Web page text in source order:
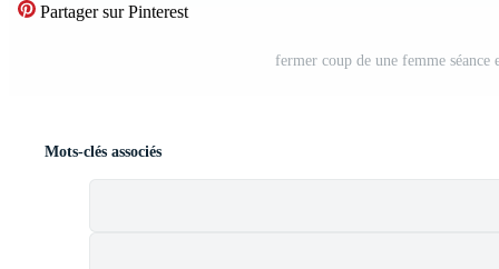
Partager sur Pinterest
fermer coup de une femme
Mots-clés associés